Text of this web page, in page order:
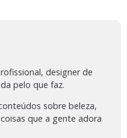
designer de
pelo que faz.
sobre beleza,
que a gente adora